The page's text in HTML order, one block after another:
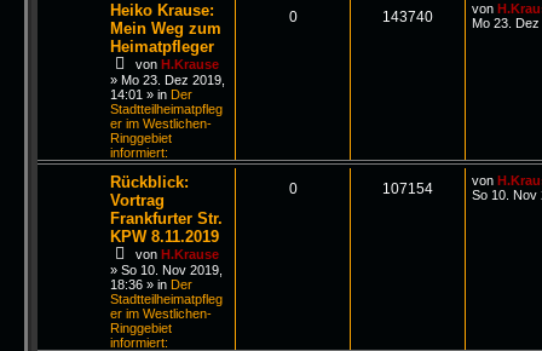
Heiko Krause:
Mein Weg zum
Heimatpfleger
von H.Krause
» Mo 23. Dez 2019,
14:01 » in Der
Stadtteilheimatpfleg
er im Westlichen-
Ringgebiet
informiert:
0 143740 von
Mo 23.
Rückblick:
Vortrag
Frankfurter Str.
KPW 8.11.2019
von H.Krause
» So 10. Nov 2019,
18:36 » in Der
Stadtteilheimatpfleg
er im Westlichen-
Ringgebiet
informiert:
0 107154 von
So 10. Nov